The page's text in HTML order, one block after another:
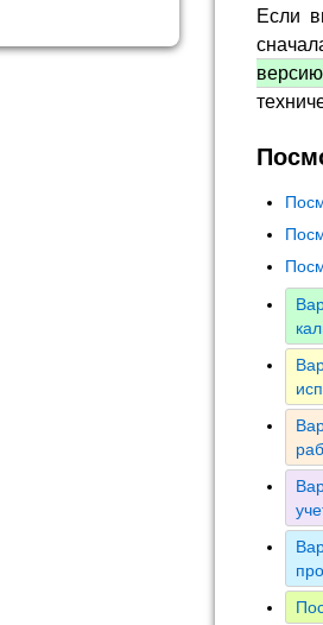
Если
версию